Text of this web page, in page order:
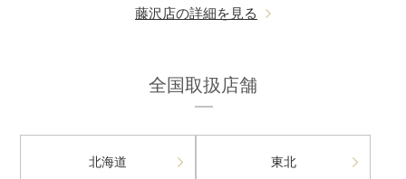
藤沢店の詳細を見る
全国取扱店舗
北海道 東北